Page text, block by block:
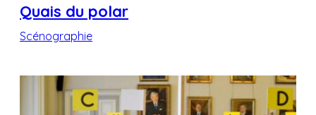
Quais du polar
Scénographie